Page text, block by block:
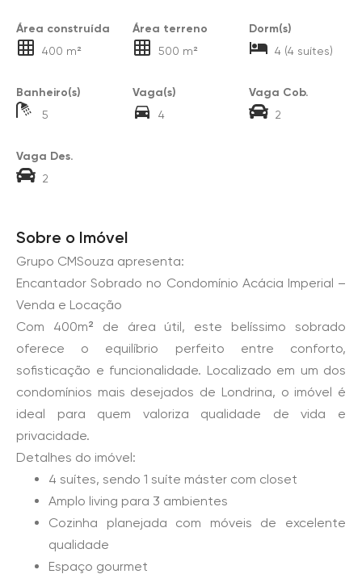
Área construída
400 m²
Área terreno
500 m²
Dorm(s)
4 (4 suítes)
Banheiro(s)
5
Vaga(s)
4
Vaga Cob.
2
Vaga Des.
2
Sobre o Imóvel
Grupo CMSouza apresenta:
Encantador Sobrado no Condomínio Acácia Imperial –
Venda e Locação
Com 400m² de área útil, este belíssimo sobrado
oferece o equilíbrio perfeito entre conforto,
sofisticação e funcionalidade. Localizado em um dos
condomínios mais desejados de Londrina, o imóvel é
ideal para quem valoriza qualidade de vida e
privacidade.
Detalhes do imóvel:
4 suítes, sendo 1 suíte máster com closet
Amplo living para 3 ambientes
Cozinha planejada com móveis de excelente
qualidade
Espaço gourmet